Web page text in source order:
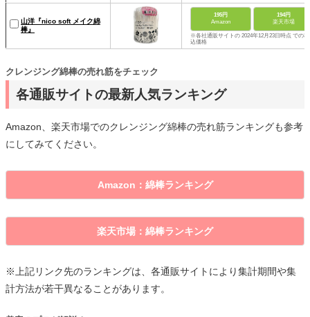
山洋『nico soft メイク綿
棒』
195円
Amazon
194円
楽天市場
※各社通販サイトの 2024年12月23日時点 での税
込価格
各通販サイトの最新人気ランキング
クレンジング綿棒の売れ筋をチェック
Amazon、楽天市場でのクレンジング綿棒の売れ筋ランキングも参考
にしてみてください。
Amazon：綿棒ランキング
楽天市場：綿棒ランキング
※上記リンク先のランキングは、各通販サイトにより集計期間や集
計方法が若干異なることがあります。